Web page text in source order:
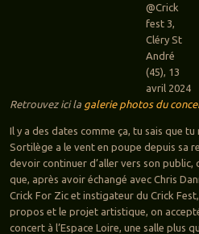
@Crick
fest 3,
Cléry St
André
(45), 13
avril 2024
Retrouvez ici la galerie photos du
Il y a des dates comme ça, tu sais que
Sortilège a le vent en poupe depuis sa
devoir continuer d’aller vers son public,
que, après avoir échangé avec Chris
Crick For Zic et instigateur du Crick
propos et le projet artistique, on
concert à l’Espace Loire, une salle plus